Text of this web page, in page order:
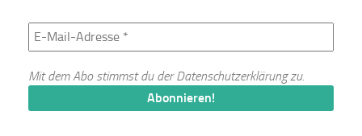
Mit dem Abo stimmst du derDatenschutzerklärungzu.